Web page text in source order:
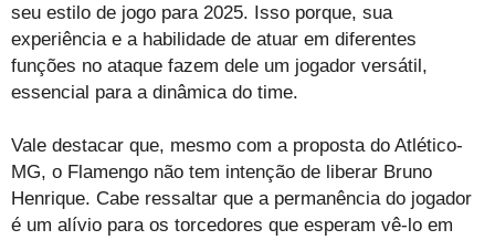
seu estilo de jogo para 2025. Isso porque, sua
experiência e a habilidade de atuar em diferentes
funções no ataque fazem dele um jogador versátil,
essencial para a dinâmica do time.
Vale destacar que, mesmo com a proposta do Atlético-
MG, o Flamengo não tem intenção de liberar Bruno
Henrique. Cabe ressaltar que a permanência do jogador
é um alívio para os torcedores que esperam vê-lo em